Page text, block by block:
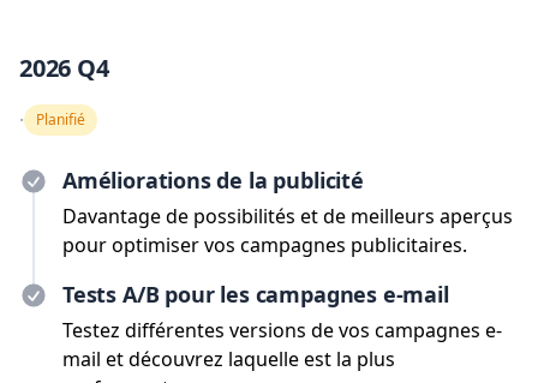
2026 Q4
· Planifié
Améliorations de la publicité
Davantage de possibilités et de meilleurs aperçus
pour optimiser vos campagnes publicitaires.
Tests A/B pour les campagnes e-mail
Testez différentes versions de vos campagnes e-
mail et découvrez laquelle est la plus